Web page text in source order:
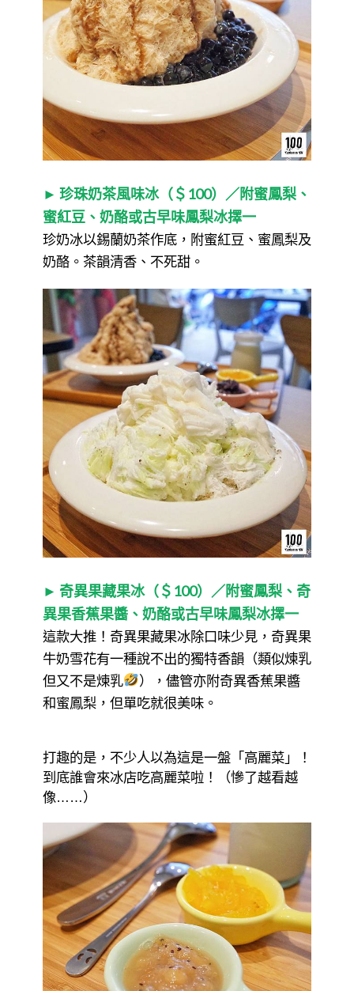
► 珍珠奶茶風味冰（＄100）／附蜜鳳梨、
蜜紅豆、奶酪或古早味鳳梨冰擇一
珍奶冰以錫蘭奶茶作底，附蜜紅豆、蜜鳳梨及
奶酪。茶韻清香、不死甜。
► 奇異果藏果冰（＄100）／附蜜鳳梨、奇
異果香蕉果醬、奶酪或古早味鳳梨冰擇一
這款大推！奇異果藏果冰除口味少見，奇異果
牛奶雪花有一種說不出的獨特香韻（類似煉乳
但又不是煉乳
），儘管亦附奇異香蕉果醬
和蜜鳳梨，但單吃就很美味。
打趣的是，不少人以為這是一盤「高麗菜」！
到底誰會來冰店吃高麗菜啦！（慘了越看越
像……）